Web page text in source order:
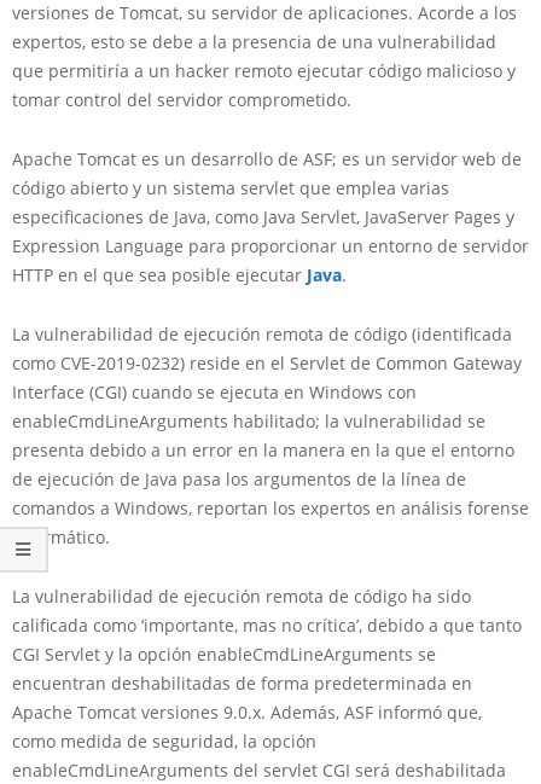
versiones de Tomcat, su servidor de aplicaciones. Acorde a los
expertos, esto se debe a la presencia de una vulnerabilidad
que permitiría a un hacker remoto ejecutar código malicioso y
tomar control del servidor comprometido.
Apache Tomcat es un desarrollo de ASF; es un servidor web de
código abierto y un sistema servlet que emplea varias
especificaciones de Java, como Java Servlet, JavaServer Pages y
Expression Language para proporcionar un entorno de servidor
HTTP en el que sea posible ejecutar Java.
La vulnerabilidad de ejecución remota de código (identificada
como CVE-2019-0232) reside en el Servlet de Common Gateway
Interface (CGI) cuando se ejecuta en Windows con
enableCmdLineArguments habilitado; la vulnerabilidad se
presenta debido a un error en la manera en la que el entorno
de ejecución de Java pasa los argumentos de la línea de
comandos a Windows, reportan los expertos en análisis forense
informático.
La vulnerabilidad de ejecución remota de código ha sido
calificada como ‘importante, mas no crítica’, debido a que tanto
CGI Servlet y la opción enableCmdLineArguments se
encuentran deshabilitadas de forma predeterminada en
Apache Tomcat versiones 9.0.x. Además, ASF informó que,
como medida de seguridad, la opción
enableCmdLineArguments del servlet CGI será deshabilitada